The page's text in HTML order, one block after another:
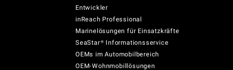
Entwickler
inReach Professional
Marinelösungen für Einsatzkräfte
SeaStar® Informationsservice
OEMs im Automobilbereich
OEM-Wohnmobillösungen